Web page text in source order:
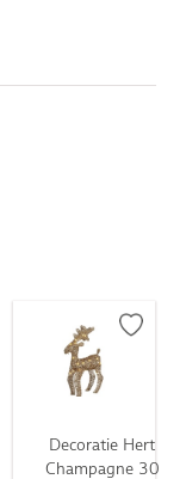
Decoratie Hert
Champagne 30